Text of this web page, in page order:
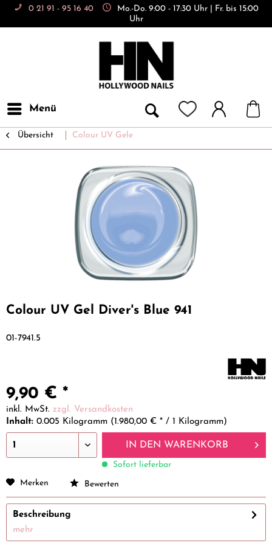
0 21 91 - 95 16 40
Mo.-Do. 9:00 - 17:30 Uhr | Fr. bis 15:00
Uhr
Menü
Übersicht Colour UV Gele
Colour UV Gel Diver's Blue 941
01-7941.5
9,90 € *
inkl. MwSt. zzgl. Versandkosten
Inhalt: 0.005 Kilogramm (1.980,00 € * / 1 Kilogramm)
IN DEN WARENKORB
Sofort lieferbar
Merken
Bewerten
Beschreibung
mehr